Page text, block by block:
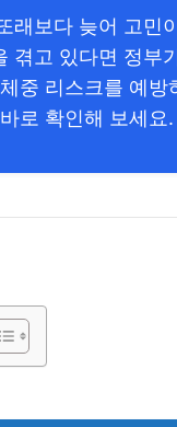
래보다 늦어 고민
겪고 있다면 정부
중 리스크를 예
로 확인해 보세요.